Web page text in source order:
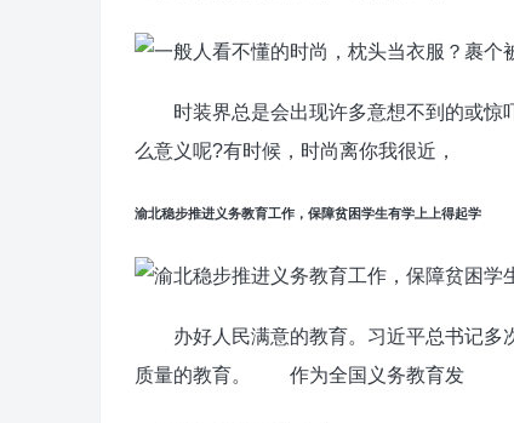
时装界总是会出现许多意想不到的或惊
么意义呢?有时候，时尚离你我很近，
渝北稳步推进义务教育工作，保障贫困学生有学上上得起学
办好人民满意的教育。习近平总书记多
质量的教育。 作为全国义务教育发